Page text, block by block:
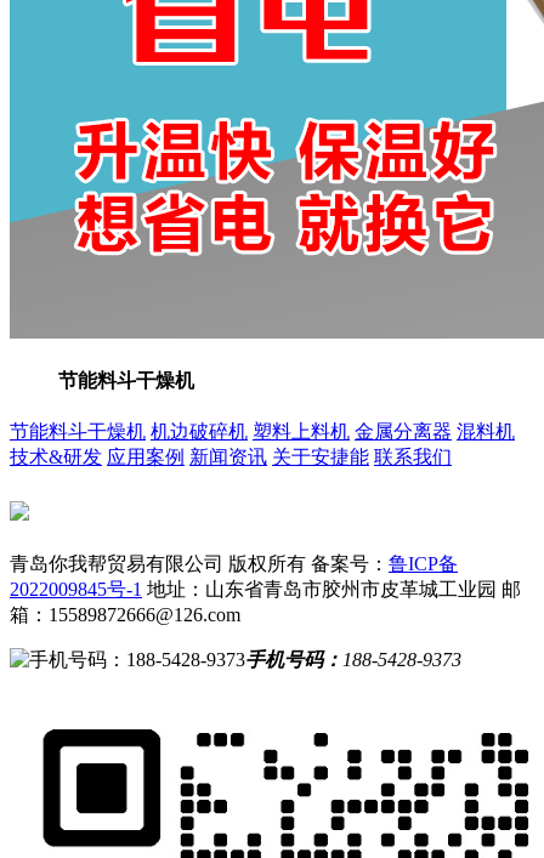
节能料斗干燥机
节能料斗干燥机 机边破碎机 塑料上料机 金属分离器 混料机
技术&研发 应用案例 新闻资讯 关于安捷能 联系我们
青岛你我帮贸易有限公司 版权所有 备案号： 鲁ICP备
2022009845号-1 地址：山东省青岛市胶州市皮革城工业园 邮
箱：15589872666@126.com
手机号码： 188-5428-9373